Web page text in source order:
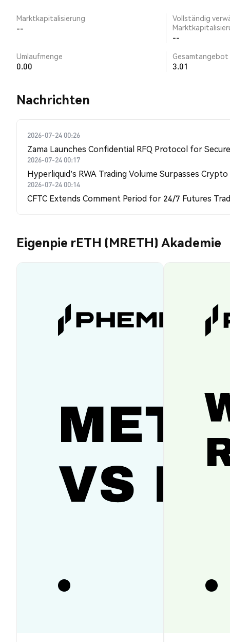
Marktkapitalisierung
--
Vollständig
--
Umlaufmenge
0.00
Gesamtangebot
3.01
Nachrichten
2026-07-24 00:26
Zama Launches Confidential RFQ Protocol for
2026-07-24 00:17
Hyperliquid's RWA Trading Volume Surpasses
2026-07-24 00:14
CFTC Extends Comment Period for 24/7 Futures
Eigenpie rETH (MRETH) Akademie